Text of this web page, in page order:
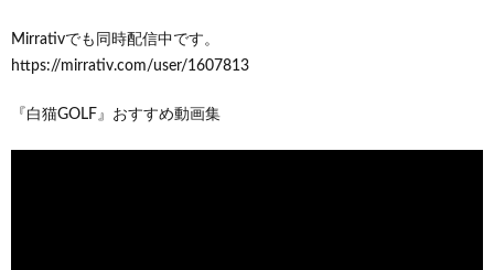
Mirrativでも同時配信中です。
https://mirrativ.com/user/1607813
『白猫GOLF』おすすめ動画集